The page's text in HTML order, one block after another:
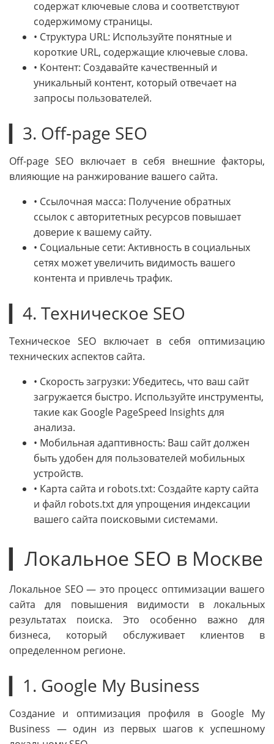
содержат ключевые слова и соответствуют
содержимому страницы.
• Структура URL: Используйте понятные и
короткие URL, содержащие ключевые слова.
• Контент: Создавайте качественный и
уникальный контент, который отвечает на
запросы пользователей.
▎3. Off-page SEO
Off-page SEO включает в себя внешние факторы,
влияющие на ранжирование вашего сайта.
• Ссылочная масса: Получение обратных
ссылок с авторитетных ресурсов повышает
доверие к вашему сайту.
• Социальные сети: Активность в социальных
сетях может увеличить видимость вашего
контента и привлечь трафик.
▎4. Техническое SEO
Техническое SEO включает в себя оптимизацию
технических аспектов сайта.
• Скорость загрузки: Убедитесь, что ваш сайт
загружается быстро. Используйте инструменты,
такие как Google PageSpeed Insights для
анализа.
• Мобильная адаптивность: Ваш сайт должен
быть удобен для пользователей мобильных
устройств.
• Карта сайта и robots.txt: Создайте карту сайта
и файл robots.txt для упрощения индексации
вашего сайта поисковыми системами.
▎Локальное SEO в Москве
Локальное SEO — это процесс оптимизации вашего
сайта для повышения видимости в локальных
результатах поиска. Это особенно важно для
бизнеса, который обслуживает клиентов в
определенном регионе.
▎1. Google My Business
Создание и оптимизация профиля в Google My
Business — один из первых шагов к успешному